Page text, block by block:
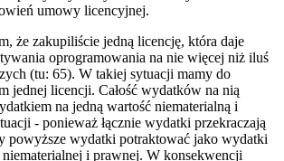
umowy licencyjnej.
że zakupiliście jedną licencję, która daje
oprogramowania na nie więcej niż iluś
(tu: 65). W takiej sytuacji mamy do
jednej licencji. Całość wydatków na nią
na jedną wartość niematerialną i
- ponieważ łącznie wydatki przekraczają
powyższe wydatki potraktować jako wydatki
i prawnej. W konsekwencji